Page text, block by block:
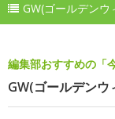
GW(ゴールデン
編集部おすすめの「
GW(ゴールデン